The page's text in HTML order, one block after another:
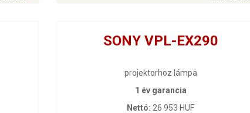
SONY VPL-EX290
projektorhoz lámpa
1 év garancia
Nettó: 26 953 HUF